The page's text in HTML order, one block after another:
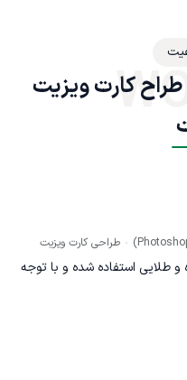
کارت ویزیت
طراحی کارت ویزیت
و طلایی استفاده شده و با توجه
ممکن خود طراحی و اجرا